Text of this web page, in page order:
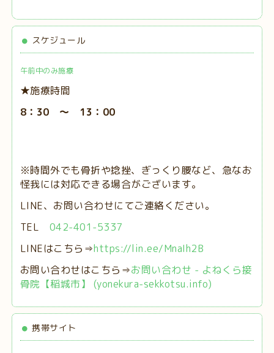
スケジュール
午前中のみ施療
★施療時間
8：30 ～ 13：00
※時間外でも骨折や捻挫、ぎっくり腰など、急なお
怪我には対応できる場合がございます。
LINE、お問い合わせにてご連絡ください。
TEL 042-401-5337
LINEはこちら⇒https://lin.ee/MnaIh2B
お問い合わせはこちら⇒お問い合わせ - よねくら接
骨院【稲城市】 (yonekura-sekkotsu.info)
携帯サイト